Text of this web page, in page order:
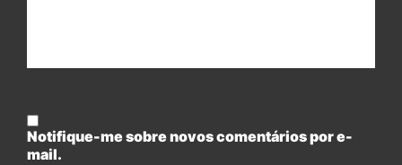
Notifique-me sobre novos comentários por e-
mail.